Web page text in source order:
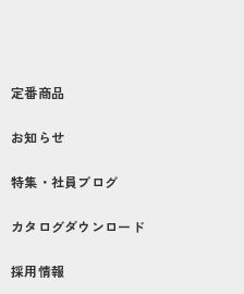
定番商品
お知らせ
特集・社員ブログ
カタログダウンロード
採用情報